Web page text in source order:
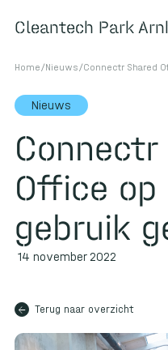
Cleantech Park
Home /Nieuws /Connectr Shared
Nieuws
Connectr
Office op
gebruik
14 november 2022
arrow_back Terug naar overzicht
Cleantech Park
Over